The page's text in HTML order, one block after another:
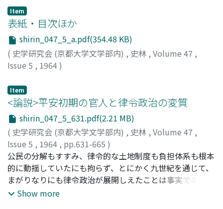
Item
表紙・目次ほか
shirin_047_5_a.pdf(354.48 KB)
( 史学研究会 (京都大学文学部内) , 史林 , Volume 47 ,
Issue 5 , 1964)
Item
<論説>平安初期の官人と律令政治の変質
shirin_047_5_631.pdf(2.21 MB)
( 史学研究会 (京都大学文学部内) , 史林 , Volume 47 ,
Issue 5 , 1964 , pp.631-665 )
佐藤, 宗諄;Sato, Sojun;サトウ, ソウジュン
公民の分解もすすみ、律令的な土地制度も負担体系も根本
的に動揺していたにも拘らず、とにかく九世紀を通じて、
まがりなりにも律令政治が展開しえたことは事実である。
それが基本的には律令的支配階級にとってかわるべき階級
Show more